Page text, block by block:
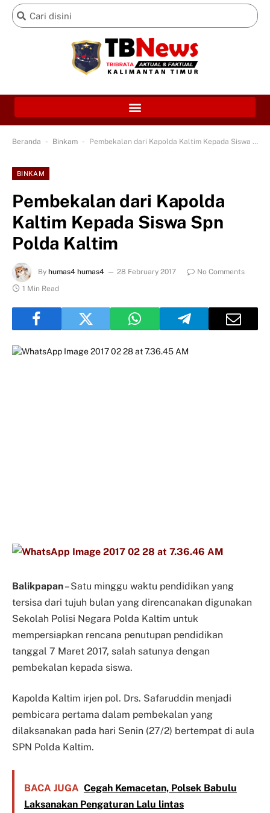
Beranda - Binkam - Pembekalan dari Kapolda Kaltim Kepada Siswa Spn Polda Kaltim
BINKAM
Pembekalan dari Kapolda
Kaltim Kepada Siswa Spn
Polda Kaltim
By humas4 humas4 28 February 2017
No Comments
1 Min Read
Balikpapan– Satu minggu waktu pendidikan yang
tersisa dari tujuh bulan yang direncanakan digunakan
Sekolah Polisi Negara Polda Kaltim untuk
mempersiapkan rencana penutupan pendidikan
tanggal 7 Maret 2017, salah satunya dengan
pembekalan kepada siswa.
Kapolda Kaltim irjen pol. Drs. Safaruddin menjadi
pembicara pertama dalam pembekalan yang
dilaksanakan pada hari Senin (27/2) bertempat di aula
SPN Polda Kaltim.
BACA JUGA Cegah Kemacetan, Polsek Babulu
Laksanakan Pengaturan Lalu lintas